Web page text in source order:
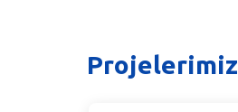
Projelerimiz